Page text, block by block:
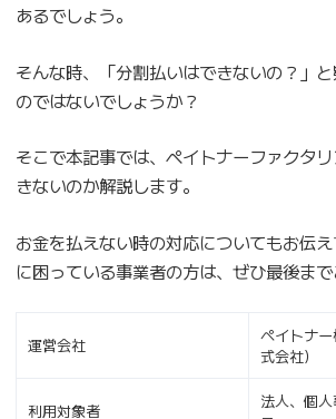
あるでしょう。
そんな時、「分割払いはできないの？」
のではないでしょうか？
そこで本記事では、ペイトナーファクタ
きないのか解説します。
お金を払えない時の対応についてもお伝
に困っている事業者の方は、ぜひ最後まで
運営会社
ペイトナ
式会社）
利用対象者
法人、個